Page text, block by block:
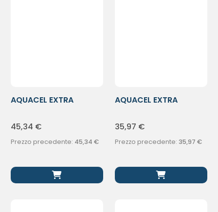
AQUACEL EXTRA
45,34 €
Prezzo precedente: 45,34 €
AQUACEL EXTRA
35,97 €
Prezzo precedente: 35,97 €